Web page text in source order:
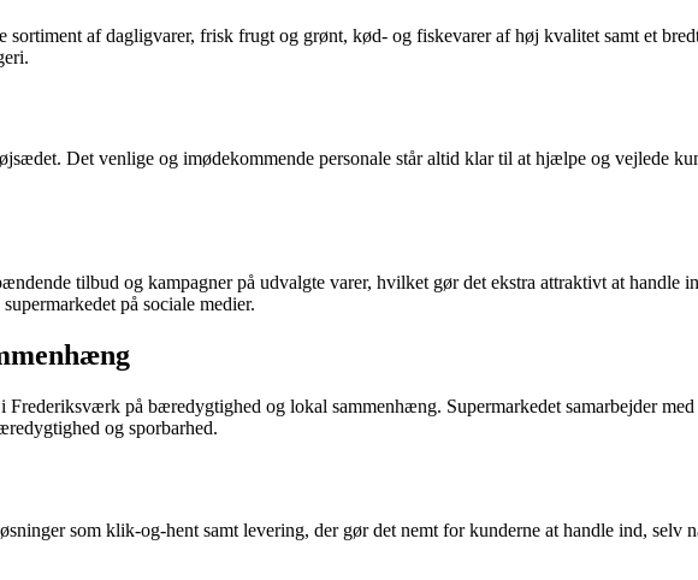
af dagligvarer, frisk frugt og grønt, kød- og fiskevarer af høj kvalitet samt et
Det venlige og imødekommende personale står altid klar til at hjælpe og vejlede
tilbud og kampagner på udvalgte varer, hvilket gør det ekstra attraktivt at handle
på sociale medier.
på bæredygtighed og lokal sammenhæng. Supermarkedet samarbejder
og sporbarhed.
som klik-og-hent samt levering, der gør det nemt for kunderne at handle ind, selv